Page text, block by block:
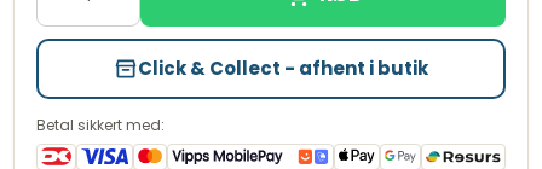
XXL Få tilbage Læg i kurv
Click & Collect - afhent i butik
Betal sikkert med: